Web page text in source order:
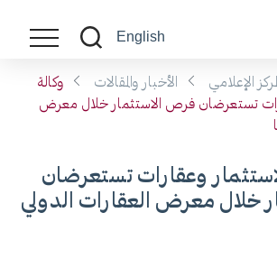
English
الإعلامي الأخبار والمقالات
وكالة
تستعرضان فرص الاستثمار خلال معرض
وعقارات تستعرضان
خلال معرض العقارات الدولي